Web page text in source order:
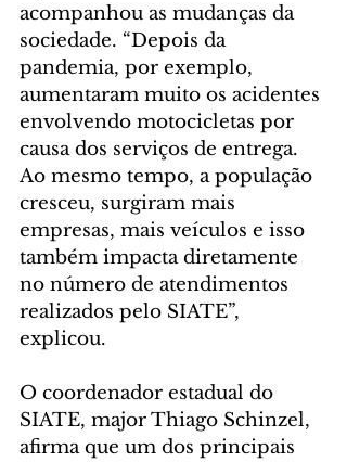
acompanhou as mudanças da
sociedade. “Depois da
pandemia, por exemplo,
aumentaram muito os acidentes
envolvendo motocicletas por
causa dos serviços de entrega.
Ao mesmo tempo, a população
cresceu, surgiram mais
empresas, mais veículos e isso
também impacta diretamente
no número de atendimentos
realizados pelo SIATE”,
explicou.
O coordenador estadual do
SIATE, major Thiago Schinzel,
afirma que um dos principais